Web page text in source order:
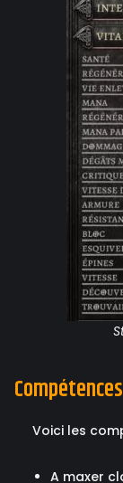
Compétences
Voici les
A maxer